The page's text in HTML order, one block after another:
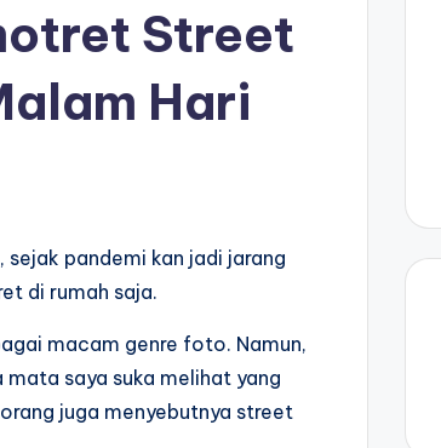
Street
Hari
pandemi kan jadi jarang
di rumah saja.
macam genre foto. Namun,
mata saya suka melihat yang
juga menyebutnya street